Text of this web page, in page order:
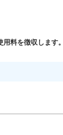
料を徴収します。